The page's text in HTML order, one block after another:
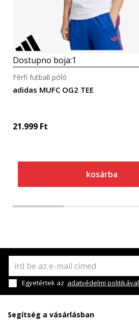
Dostupno boja:1
adidas MUFC OG2 TEE
Férfi futball póló
21.999 Ft
kosárba
Egyetértek az adatvédelmi politikával
Segítség a vásárlásban